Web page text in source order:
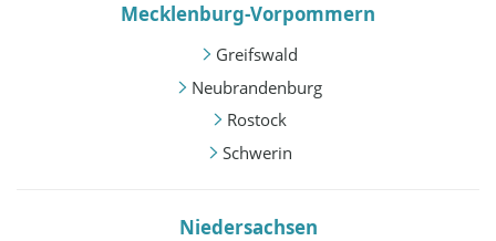
Mecklenburg-Vorpommern
Greifswald
Neubrandenburg
Rostock
Schwerin
Niedersachsen